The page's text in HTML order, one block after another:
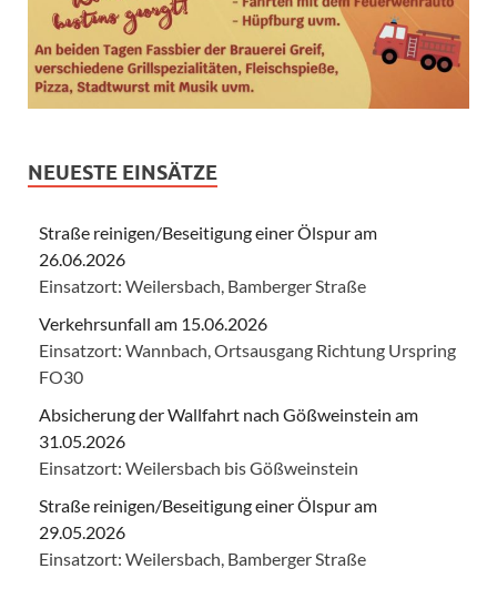
NEUESTE EINSÄTZE
Straße reinigen/Beseitigung einer Ölspur am
26.06.2026
Einsatzort: Weilersbach, Bamberger Straße
Verkehrsunfall am 15.06.2026
Einsatzort: Wannbach, Ortsausgang Richtung Urspring
FO30
Absicherung der Wallfahrt nach Gößweinstein am
31.05.2026
Einsatzort: Weilersbach bis Gößweinstein
Straße reinigen/Beseitigung einer Ölspur am
29.05.2026
Einsatzort: Weilersbach, Bamberger Straße